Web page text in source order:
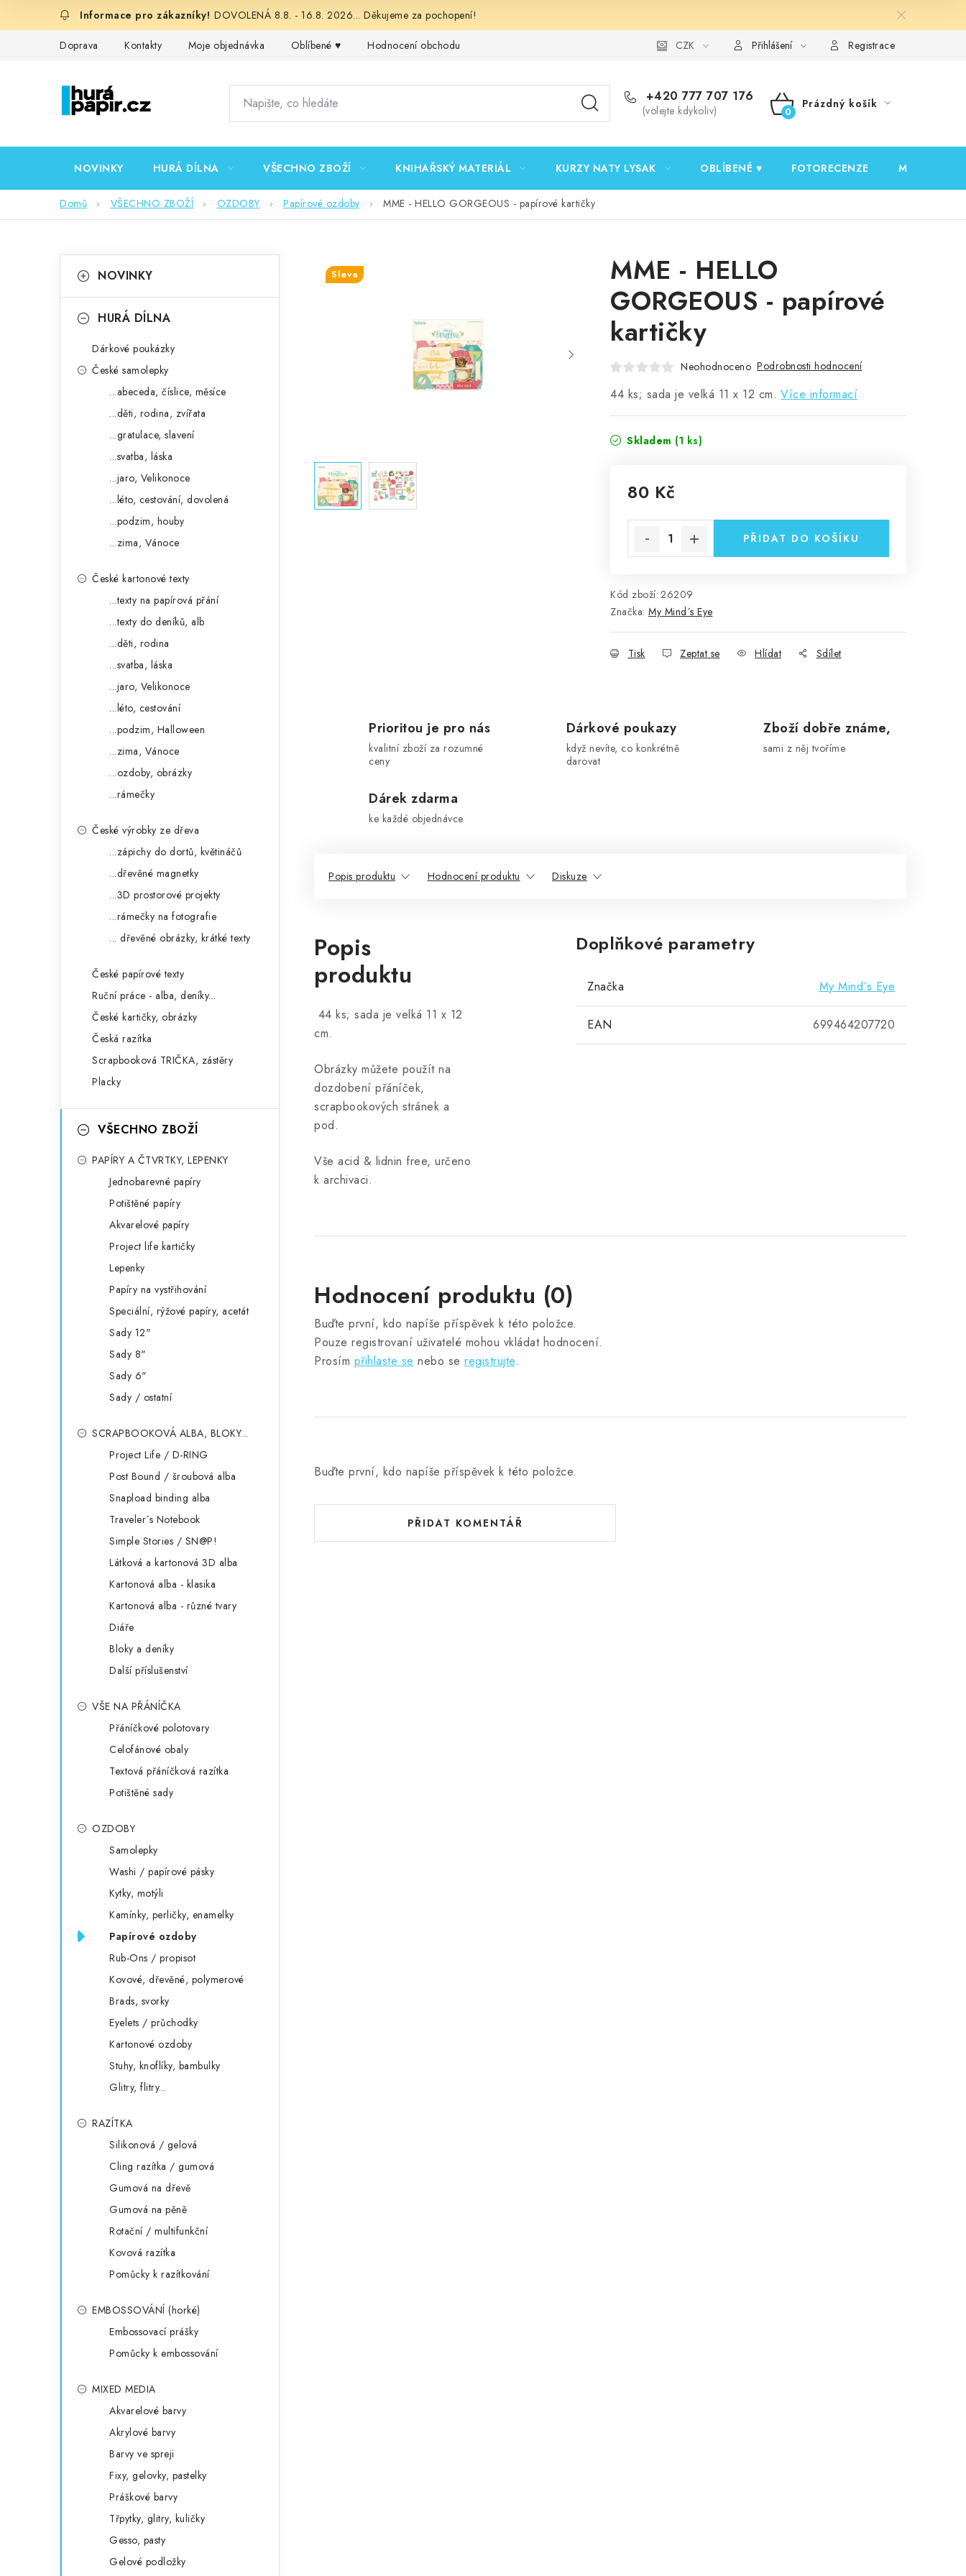
DOVOLENÁ 8.8. - 16.8. 2026... Děkujeme za pochopení!
Doprava Kontakty Moje objednávka Oblíbené ♥️ Hodnocení obchodu Podmínky ochrany osobních údajů Ověřování recenzí
CZK Přihlášení Registrace
+420 777 707 176
(volejte kdykoliv)
NÁKUPNÍ
Prázdný košík
NOVINKY HURÁ DÍLNA VŠECHNO ZBOŽÍ KNIHAŘSKÝ MATERIÁL KURZY NATY LYSAK OBLÍBENÉ ♥️ FOTORECENZE MOJE
Domů VŠECHNO ZBOŽÍ OZDOBY Papírové ozdoby MME - HELLO GORGEOUS - papírové kartičky
okategorie
a
NOVINKY
HURÁ DÍLNA
Dárkové poukázky
České samolepky
...abeceda, číslice, měsíce
...děti, rodina, zvířata
...gratulace, slavení
...svatba, láska
...jaro, Velikonoce
...léto, cestování, dovolená
...podzim, houby
...zima, Vánoce
České kartonové texty
...texty na papírová přání
...texty do deníků, alb
...děti, rodina
...svatba, láska
...jaro, Velikonoce
...léto, cestování
...podzim, Halloween
...zima, Vánoce
...ozdoby, obrázky
...rámečky
České výrobky ze dřeva
...zápichy do dortů, květináčů
...dřevěné magnetky
...3D prostorové projekty
...rámečky na fotografie
... dřevěné obrázky, krátké texty
České papírové texty
Ruční práce - alba, deníky...
České kartičky, obrázky
Česká razítka
Scrapbooková TRIČKA, zástěry
Placky
VŠECHNO ZBOŽÍ
PAPÍRY A ČTVRTKY, LEPENKY
Jednobarevné papíry
Potištěné papíry
Akvarelové papíry
Project life kartičky
Lepenky
Papíry na vystřihování
Speciální, rýžové papíry, acetát
Sady 12"
Sady 8"
Sady 6"
Sady / ostatní
SCRAPBOOKOVÁ ALBA, BLOKY...
Project Life / D-RING
Post Bound / šroubová alba
Snapload binding alba
Traveler´s Notebook
Simple Stories / SN@P!
Látková a kartonová 3D alba
Kartonová alba - klasika
Kartonová alba - různé tvary
Diáře
Bloky a deníky
Další příslušenství
VŠE NA PŘÁNÍČKA
Přáníčkové polotovary
Celofánové obaly
Textová přáníčková razítka
Potištěné sady
OZDOBY
Samolepky
Washi / papírové pásky
Kytky, motýli
Kamínky, perličky, enamelky
Papírové ozdoby
Rub-Ons / propisot
Kovové, dřevěné, polymerové
Brads, svorky
Eyelets / průchodky
Kartonové ozdoby
Stuhy, knoflíky, bambulky
Glitry, flitry...
RAZÍTKA
Silikonová / gelová
Cling razítka / gumová
Gumová na dřevě
Gumová na pěně
Rotační / multifunkční
Kovová razítka
Pomůcky k razítkování
EMBOSSOVÁNÍ (horké)
Embossovací prášky
Pomůcky k embossování
MIXED MEDIA
Akvarelové barvy
Akrylové barvy
Barvy ve spreji
Fixy, gelovky, pastelky
Práškové barvy
Třpytky, glitry, kuličky
Gesso, pasty
Gelové podložky
MME - HELLO
GORGEOUS - papírové
kartičky
Neohodnoceno Podrobnosti hodnocení
44 ks; sada je velká 11 x 12 cm. Více informací
Skladem (1 ks)
80 Kč
PŘIDAT DO KOŠÍKU
Kód zboží: 26209
Značka: My Mind´s Eye
Tisk Zeptat se Hlídat Sdílet
Sleva
Prioritou je pro nás
kvalitní zboží za rozumné
ceny
Dárkové poukazy
když nevíte, co konkrétně
darovat
Zboží dobře známe,
sami z něj tvoříme
Dárek zdarma
ke každé objednávce
Popis produktu Hodnocení produktu Diskuze
Popis
produktu
44 ks; sada je velká 11 x 12
cm.
Obrázky můžete použít na
dozdobení přáníček,
scrapbookových stránek a
pod.
Vše acid & lidnin free, určeno
k archivaci.
Doplňkové parametry
Značka My Mind´s Eye
EAN 699464207720
Hodnocení produktu (0)
Buďte první, kdo napíše příspěvek k této položce.
Pouze registrovaní uživatelé mohou vkládat hodnocení.
Prosím přihlaste se nebo se registrujte.
Buďte první, kdo napíše příspěvek k této položce.
PŘIDAT KOMENTÁŘ